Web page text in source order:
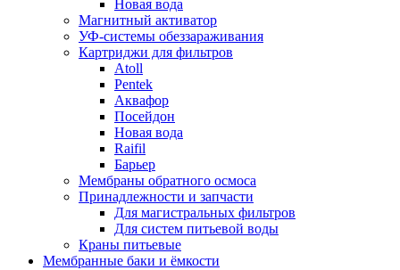
Новая вода
Магнитный активатор
УФ-системы обеззараживания
Картриджи для фильтров
Atoll
Pentek
Аквафор
Посейдон
Новая вода
Raifil
Барьер
Мембраны обратного осмоса
Принадлежности и запчасти
Для магистральных фильтров
Для систем питьевой воды
Краны питьевые
Мембранные баки и ёмкости